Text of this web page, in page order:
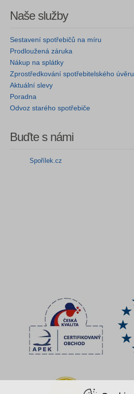
Naše služby
Sestavení spotřebičů na míru
Prodloužená záruka
Nákup na splátky
Zprostředkování spotřebitelského úvěru
Aktuální slevy
Poradna
Odvoz starého spotřebiče
Buďte s námi
Spořílek.cz